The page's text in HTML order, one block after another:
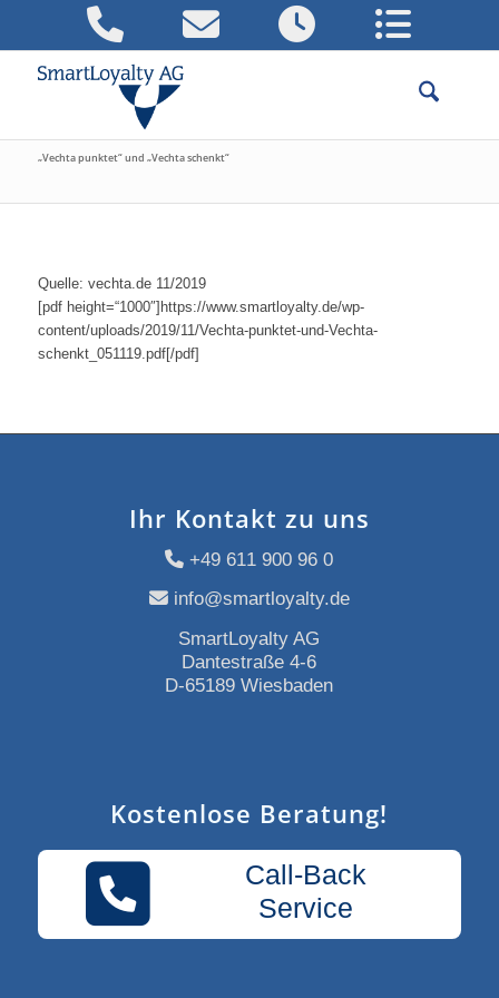
„Vechta punktet“ und „Vechta schenkt“
Quelle: vechta.de 11/2019
[pdf height=“1000″]https://www.smartloyalty.de/wp-
content/uploads/2019/11/Vechta-punktet-und-Vechta-
schenkt_051119.pdf[/pdf]
Ihr Kontakt zu uns
+49 611 900 96 0
info@smartloyalty.de
SmartLoyalty AG
Dantestraße 4-6
D-65189 Wiesbaden
Kostenlose Beratung!
Call-Back
Service